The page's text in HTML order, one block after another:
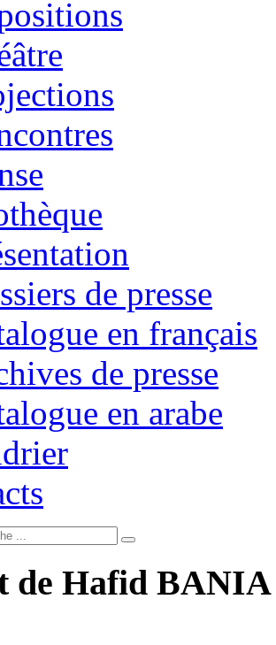
de presse
en français
de presse
en arabe
de Hafid BANIA